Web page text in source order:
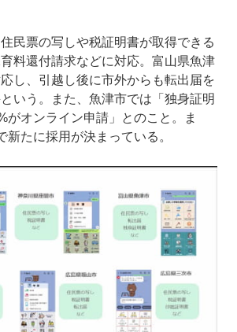
民票の写しや税証明書が取得できる
料還付請求などに対応。富山県魚津
し、引越し後に市外からも転出届を
いう。また、魚津市では「独身証明
がオンライン申請」とのこと。ま
新たに採用が決まっている。